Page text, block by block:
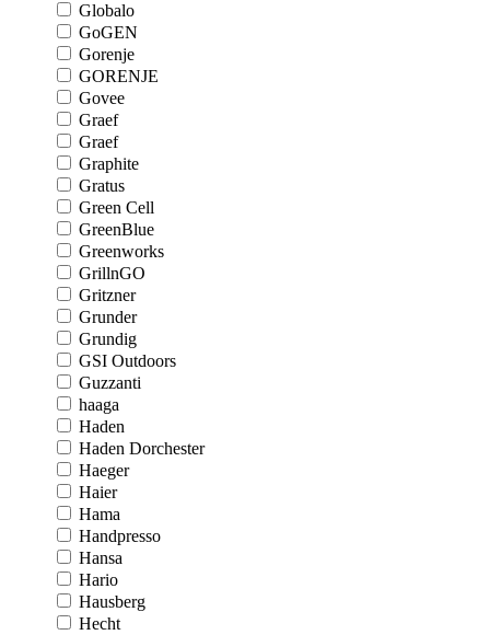
Globalo
GoGEN
Gorenje
GORENJE
Govee
Graef
Graef
Graphite
Gratus
Green Cell
GreenBlue
Greenworks
GrillnGO
Gritzner
Grunder
Grundig
GSI Outdoors
Guzzanti
haaga
Haden
Haden Dorchester
Haeger
Haier
Hama
Handpresso
Hansa
Hario
Hausberg
Hecht